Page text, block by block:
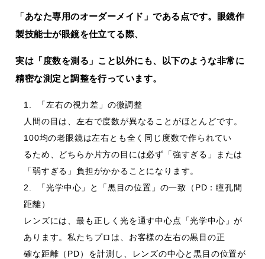
「あなた専用のオーダーメイド」である点です。眼鏡作
製技能士が眼鏡を仕立てる際、
実は「度数を測る」こと以外にも、以下のような非常に
精密な測定と調整を行っています。
「左右の視力差」の微調整
人間の目は、左右で度数が異なることがほとんどです。
100均の老眼鏡は左右とも全く同じ度数で作られてい
るため、どちらか片方の目には必ず「強すぎる」または
「弱すぎる」負担がかかることになります。
「光学中心」と「黒目の位置」の一致（PD：瞳孔間
距離）
レンズには、最も正しく光を通す中心点「光学中心」が
あります。私たちプロは、お客様の左右の黒目の正
確な距離（PD）を計測し、レンズの中心と黒目の位置が